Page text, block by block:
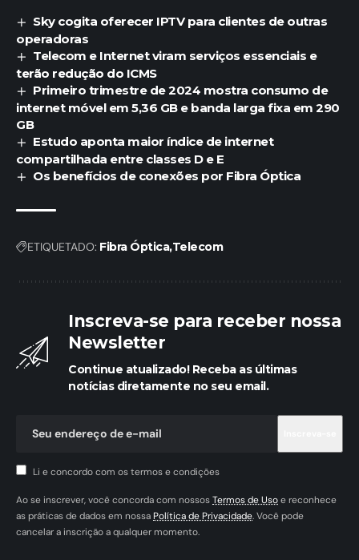
Sky cogita oferecer IPTV para clientes de outras
operadoras
Telecom e Internet viram serviços essenciais e
terão redução do ICMS
Primeiro trimestre de 2024 mostra consumo de
internet móvel em 5,36 GB e banda larga fixa em 290
GB
Estudo aponta maior índice de internet
compartilhada entre classes D e E
Os benefícios de conexões por Fibra Óptica
ETIQUETADO: Fibra ÓpticaTelecom
Inscreva-se para receber nossa
Newsletter
Continue atualizado! Receba as últimas
notícias diretamente no seu email.
Li e concordo com os termos e condições
Ao se inscrever, você concorda com nossosTermos de Usoe reconhece
as práticas de dados em nossaPolítica de Privacidade. Você pode
cancelar a inscrição a qualquer momento.